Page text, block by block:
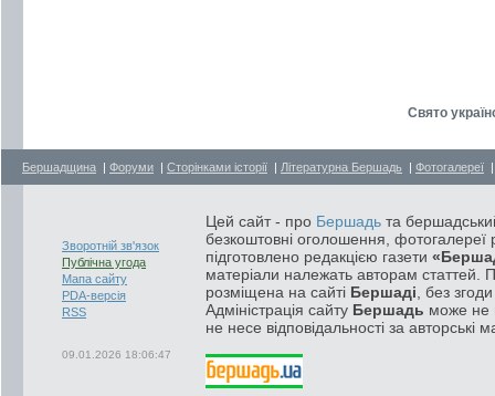
Свято
Бершадщина | Форуми | Сторінками історії | Літературна Бершадь | Фотогалереї
Зворотній зв'язок
Публічна угода
Мапа сайту
PDA-версія
RSS
09.01.2026 18:06:47
Цей сайт - про Бершадь та
безкоштовні оголошення, фотогалереї
підготовлено редакцією газети
матеріали належать авторам статтей.
розміщена на сайті Бершаді , без
Адміністрація сайту Бершадь може не
не несе відповідальності за авторські